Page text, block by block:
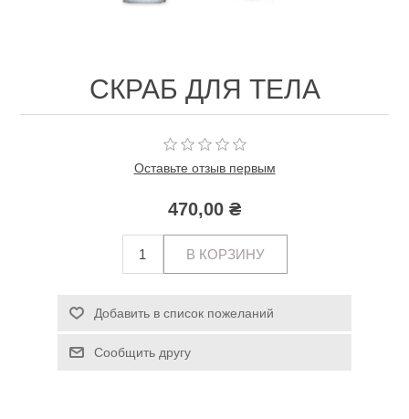
СКРАБ ДЛЯ ТЕЛА
Оставьте отзыв первым
470,00 ₴